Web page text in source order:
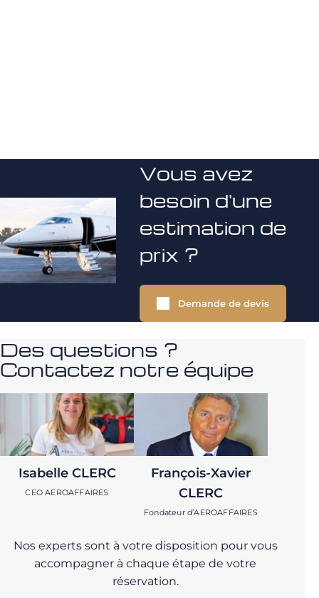
Vous avez
besoin d'une
estimation de
prix ?
Demande de devis
Des questions ?
Contactez notre équipe
Isabelle CLERC
CEO AEROAFFAIRES
François-Xavier
CLERC
Fondateur d’AEROAFFAIRES
Nos experts sont à votre disposition pour vous
accompagner à chaque étape de votre
réservation.